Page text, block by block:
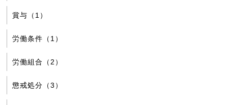
賞与（1）
労働条件（1）
労働組合（2）
懲戒処分（3）